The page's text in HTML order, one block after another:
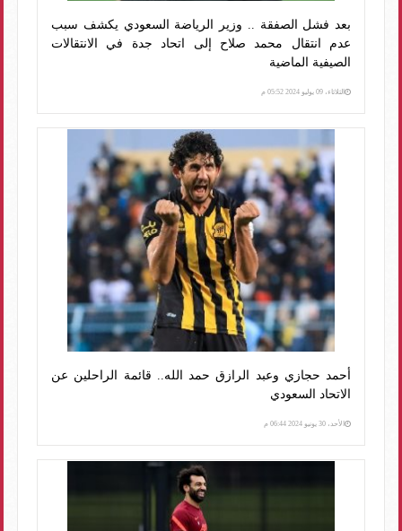
بعد فشل الصفقة .. وزير الرياضة السعودي يكشف سبب
عدم انتقال محمد صلاح إلى اتحاد جدة في الانتقالات
الصيفية الماضية
الثلاثاء، 09 يوليو 2024 05:52 م
أحمد حجازي وعبد الرازق حمد الله.. قائمة الراحلين عن
الاتحاد السعودي
الأحد، 30 يونيو 2024 06:44 م